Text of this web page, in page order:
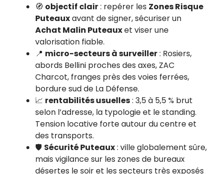
🧭 objectif clair: repérer les Zones Risque
Puteauxavant de signer, sécuriser un
Achat Malin Puteauxet viser une
valorisation fiable.
📍 micro-secteurs à surveiller: Rosiers,
abords Bellini proches des axes, ZAC
Charcot, franges près des voies ferrées,
bordure sud de La Défense.
📈 rentabilités usuelles: 3,5 à 5,5 % brut
selon l’adresse, la typologie et le standing.
Tension locative forte autour du centre et
des transports.
🛡️ Sécurité Puteaux: ville globalement sûre,
mais vigilance sur les zones de bureaux
désertes le soir et les secteurs très exposés